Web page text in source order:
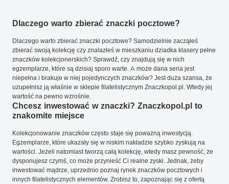
Dlaczego warto zbierać znaczki pocztowe?
Dlaczego warto zbierać znaczki pocztowe? Samodzielnie zacząłeś
zbierać swoją kolekcję czy znalazłeś w mieszkaniu dziadka klasery pełne
znaczków kolekcjonerskich? Sprawdź, czy znajdują się w nich
egzemplarze, które są dzisiaj sporo warte. A może dana seria jest
niepełna i brakuje w niej pojedynczych znaczków? Jest duża szansa, że
uzupełnisz ją właśnie w sklepie filatelistycznym Znaczkopol.pl. Wtedy jej
wartość na pewno wzrośnie.
Chcesz inwestować w znaczki? Znaczkopol.pl to
znakomite miejsce
Kolekcjonowanie znaczków często staje się poważną inwestycją.
Egzemplarze, które ukazały się w niskim nakładzie szybko zyskują na
wartości. Jeżeli natomiast tworzą całą kolekcję, wtedy masz pewność, że
dysponujesz czymś, co może przynieść Ci realne zyski. Jednak, żeby
inwestować mądrze, uprzednio poznaj rynek znaczków pocztowych i
innych filatelistycznych elementów. Zrobisz to, zapoznając się z ofertą